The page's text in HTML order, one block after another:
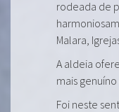
rodeada de
Malara,
A aldeia
mais
Foi neste